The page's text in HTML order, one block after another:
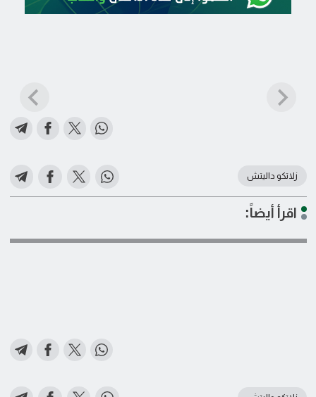
زلاتكو داليتش
اقرأ أيضاً: